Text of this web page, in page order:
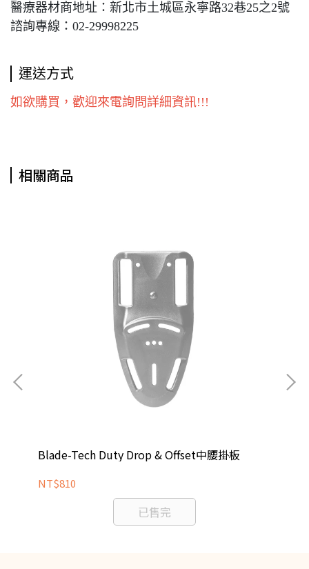
醫療器材商地址：新北市土城區永寧路32巷25之2號
諮詢專線：02-29998225
運送方式
如欲購買，歡迎來電詢問詳細資訊!!!
相關商品
Blade-Tech Duty Drop & Offset中腰掛板
NT$810
已售完